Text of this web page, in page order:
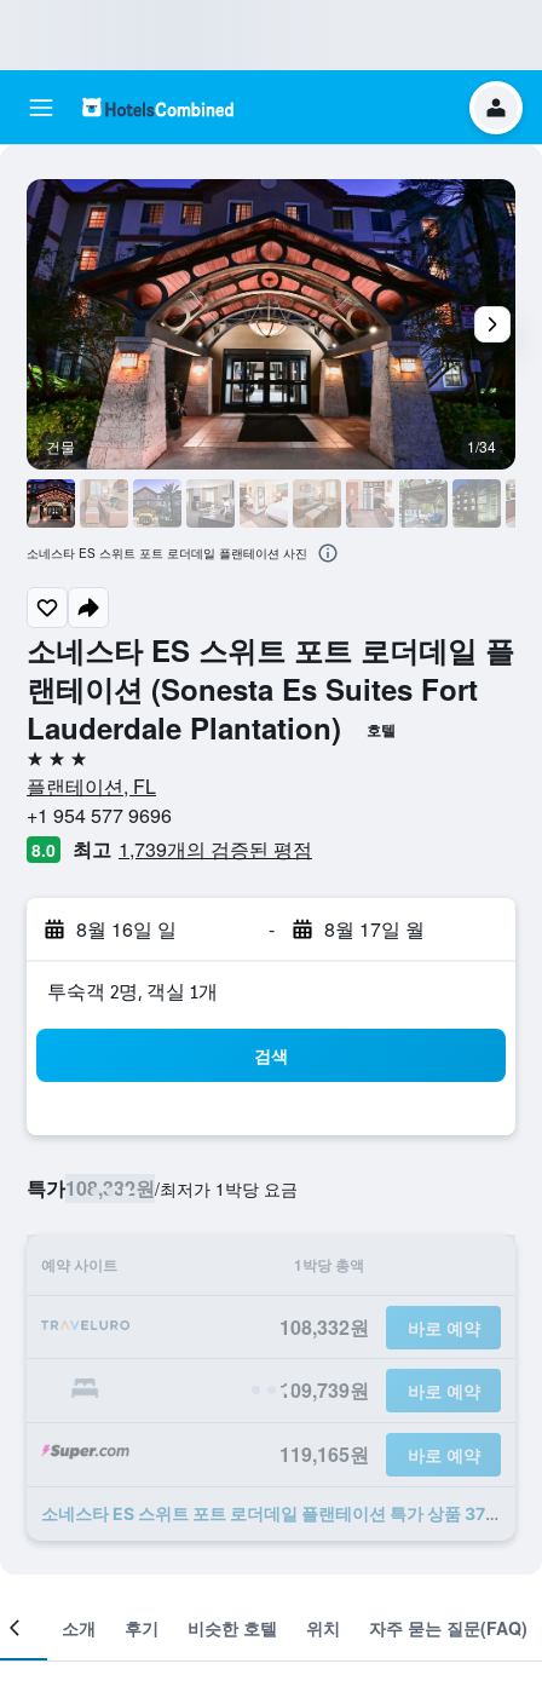
소네스타 ES 스위트 포트 로더데일 플
랜테이션 (Sonesta Es Suites Fort
Lauderdale Plantation)
호텔
3성급
플랜테이션, FL
+1 954 577 9696
8.0 최고 1,739개의 검증된 평점
8월 16일 일 - 8월 17일 월
​투숙객 2​명, ​객실 1개
검색
특가108,332원/​최저가 1박당 요금
예약 사이트 1박당 총액
108,332원 바로 예약
109,739원 바로 예약
119,165원 바로 예약
소네스타 ES 스위트 포트 로더데일 플랜테이션 ​특가 ​상품 37개 ​더 ​보기
건물 1/34
소네스타 ES 스위트 포트 로더데일 플랜테이션 사진
객실 소개 후기 비슷한 호텔 위치 자주 묻는 질문(FAQ)